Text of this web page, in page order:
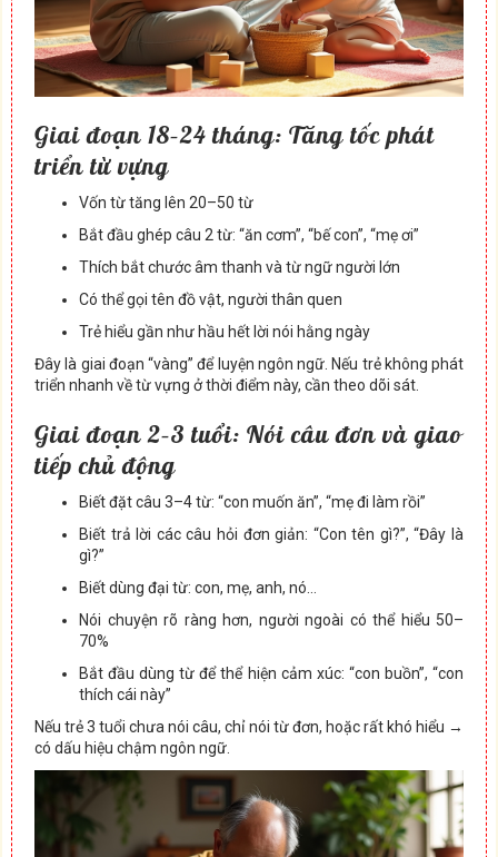
Giai đoạn 18–24 tháng: Tăng tốc phát
triển từ vựng
Vốn từ tăng lên 20–50 từ
Bắt đầu ghép câu 2 từ: “ăn cơm”, “bế con”, “mẹ ơi”
Thích bắt chước âm thanh và từ ngữ người lớn
Có thể gọi tên đồ vật, người thân quen
Trẻ hiểu gần như hầu hết lời nói hằng ngày
Đây là giai đoạn “vàng” để luyện ngôn ngữ. Nếu trẻ không phát
triển nhanh về từ vựng ở thời điểm này, cần theo dõi sát.
Giai đoạn 2–3 tuổi: Nói câu đơn và giao
tiếp chủ động
Biết đặt câu 3–4 từ: “con muốn ăn”, “mẹ đi làm rồi”
Biết trả lời các câu hỏi đơn giản: “Con tên gì?”, “Đây là
gì?”
Biết dùng đại từ: con, mẹ, anh, nó…
Nói chuyện rõ ràng hơn, người ngoài có thể hiểu 50–
70%
Bắt đầu dùng từ để thể hiện cảm xúc: “con buồn”, “con
thích cái này”
Nếu trẻ 3 tuổi chưa nói câu, chỉ nói từ đơn, hoặc rất khó hiểu →
có dấu hiệu chậm ngôn ngữ.